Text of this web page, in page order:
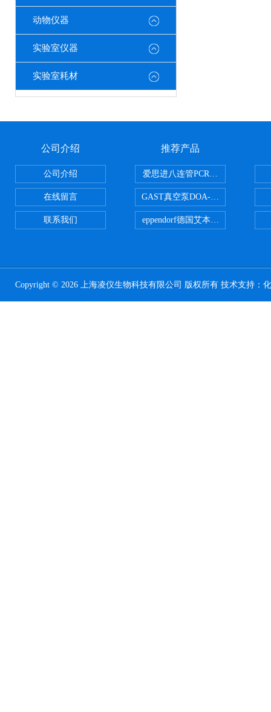
动物仪器
实验室仪器
实验室耗材
公司介绍
公司介绍
在线留言
联系我们
推荐产品
爱思进八连管PCR-0208-C
GAST真空泵DOA-P504-BN
eppendorf德国艾本德台式高速离
Copyright © 2026 上海凌仪生物科技有限公司 版权所有 技术支持：